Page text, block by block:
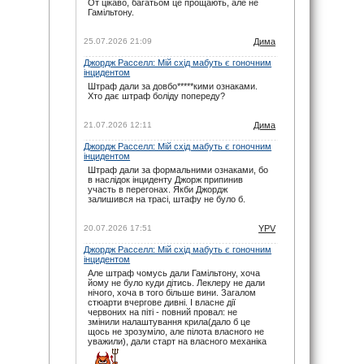
: І знову у вас помилки з часом
пропускають гонку. Виправте, або взагалі
встановити годину початку гонок. Другий рік
косячите. Не серйозно.
noteyu: Тут трансляцій немає.
Sweden1984: Вітаю шановні.
03.05.26 18:41
noteyu: Тепер головна інтрига: залишиться
Кімі лідером на старті чи, як завжди…
03.05.26 14:04
Дима: Смішно буде якщо титул візьме не
noteyu : Перевантаження 50G відчув Берман
під час зіткнення з бар'єром, повідомив Девід
Крофт
29.03.26 09:12
Дима: Навряд — Рассел ще більше програв
на старті. Червоні дуже гарно стартують.
15.03.26 15:43
noteyu: Мерси у своїй лізі. Був би Кімі
досвідченіший, то взагалі не було би шансів в
інших
От цікаво, багатьом це прощають, але не
Гамільтону.
25.07.2026 21:09 Дима
Джордж Расселл: Мій схід мабуть є гоночним
інцидентом
Штраф дали за довбо*****кими ознаками.
Хто дає штраф боліду попереду?
21.07.2026 12:11 Дима
Джордж Расселл: Мій схід мабуть є гоночним
інцидентом
Штраф дали за формальними ознаками, бо
в наслідок інциденту Джорж припинив
участь в перегонах. Якби Джордж
залишився на трасі, штафу не було б.
20.07.2026 17:51 YPV
Джордж Расселл: Мій схід мабуть є гоночним
інцидентом
Але штраф чомусь дали Гамільтону, хоча
йому не було куди дітись. Леклеру не дали
нічого, хоча в того більше вини. Загалом
стюарти вчергове дивні. І власне дії
червоних на піті - повний провал: не
змінили налаштування крила(дало б це
щось не зрозуміло, але пілота власного не
уважили), дали старт на власного механіка